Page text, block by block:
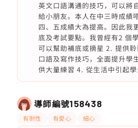
英文口語溝通的技巧，可以將
給小朋友。本人在中三時成績
四、五成績大為提高。因此我
底及考試要點。我曾經有2 個
可以幫助補底或摘星 2. ⁠提供聆
口語及寫作技巧，全面提升學
供大量練習 4. ⁠從生活中引起
導師編號158438
有耐性 有愛心 細心